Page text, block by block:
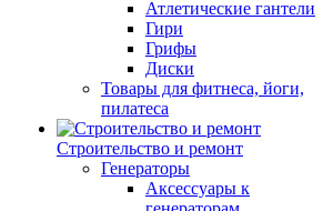
Атлетические гантели
Гири
Грифы
Диски
Товары для фитнеса, йоги,
пилатеса
Строительство и ремонт
Генераторы
Аксессуары к